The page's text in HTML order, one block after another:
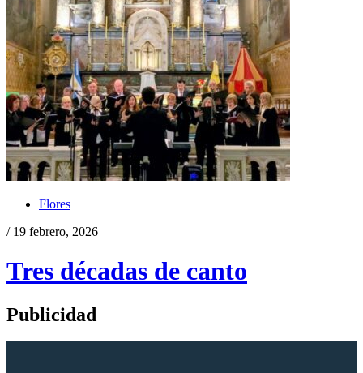
Flores
/ 19 febrero, 2026
Tres décadas de canto
Publicidad